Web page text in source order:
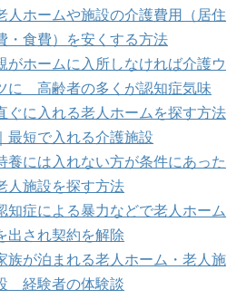
人ホームや施設の介護費用（居住
・食費）を安くする方法
がホームに入所しなければ介護ウ
に 高齢者の多くが認知症気味
ぐに入れる老人ホームを探す方法
｜最短で入れる介護施設
養には入れない方が条件にあった
人施設を探す方法
知症による暴力などで老人ホーム
出され契約を解除
族が泊まれる老人ホーム・老人施
経験者の体験談